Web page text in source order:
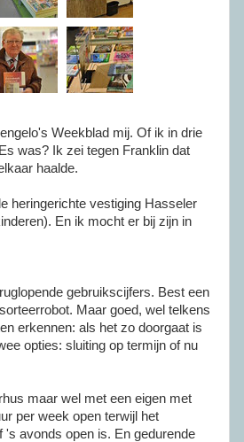
Weekblad mij. Of ik in drie
was? Ik zei tegen Franklin dat
haalde.
heringerichte vestiging Hasseler
En ik mocht er bij zijn in
gebruikscijfers. Best een
Maar goed, wel telkens
erkennen: als het zo doorgaat is
opties: sluiting op termijn of nu
maar wel met een eigen met
per week open terwijl het
's avonds open is. En gedurende